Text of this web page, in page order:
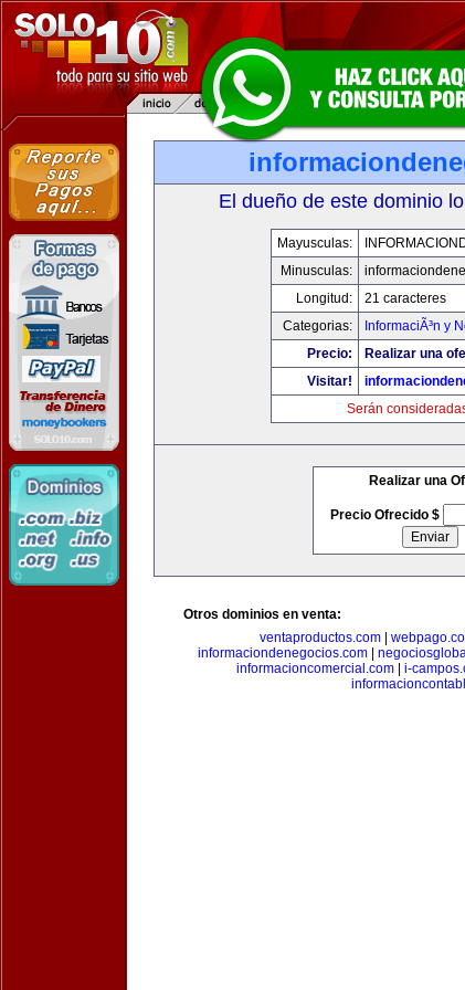
El dueño de este dominio
Mayusculas:
Minusculas:
Longitud:
21 caracteres
Categorias:
InformaciÃ³n y
Precio:
Realizar una
Visitar!
Serán
Realizar una
Precio Ofrecido $
Otros dominios en venta:
ventaproductos.com
informaciondenegocios.com|
informacioncomercial.com| i-